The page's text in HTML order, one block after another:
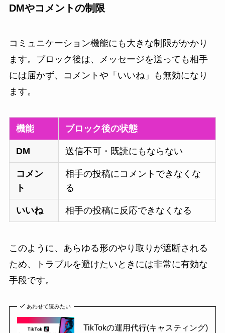
DMやコメントの制限
コミュニケーション機能にも大きな制限がかかり
ます。ブロック後は、メッセージを送っても相手
には届かず、コメントや「いいね」も無効になり
ます。
機能 ブロック後の状態
DM 送信不可・既読にもならない
コメン
ト
相手の投稿にコメントできなくな
る
いいね 相手の投稿に反応できなくなる
このように、あらゆる形のやり取りが遮断される
ため、トラブルを避けたいときには非常に有効な
手段です。
あわせて読みたい
TikTokの運用代行(キャスティング)